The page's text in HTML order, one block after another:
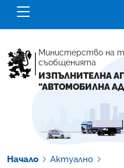
Министерство на
съобщенията
ИЗПЪЛНИТЕЛНА
"АВТОМОБИЛНА
Начало
Актуално